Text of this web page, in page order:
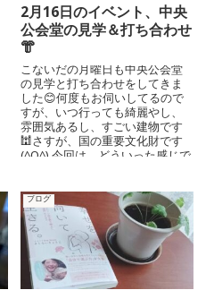
2月16日のイベント、中央
公会堂の見学＆打ち合わせ
👘
こないだの月曜日も中央公会堂
の見学と打ち合わせをしてきま
した😊何度もお伺いしてるので
すが、いつ行っても綺麗やし、
雰囲気あるし、すごい建物です
🕍さすが、国の重要文化財です
(^O^) 今回は、どういった感じで
ブログ